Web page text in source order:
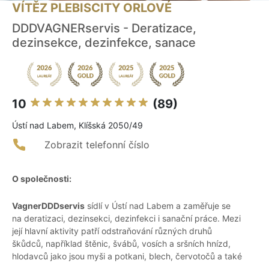
VÍTĚZ PLEBISCITY ORLOVÉ
DDDVAGNERservis - Deratizace,
dezinsekce, dezinfekce, sanace
10 (89)
Ústí nad Labem, Klíšská 2050/49
Zobrazit telefonní číslo
O společnosti:
VagnerDDDservis sídlí v Ústí nad Labem a zaměřuje se
na deratizaci, dezinsekci, dezinfekci i sanační práce. Mezi
její hlavní aktivity patří odstraňování různých druhů
škůdců, například štěnic, švábů, vosích a sršních hnízd,
hlodavců jako jsou myši a potkani, blech, červotočů a také